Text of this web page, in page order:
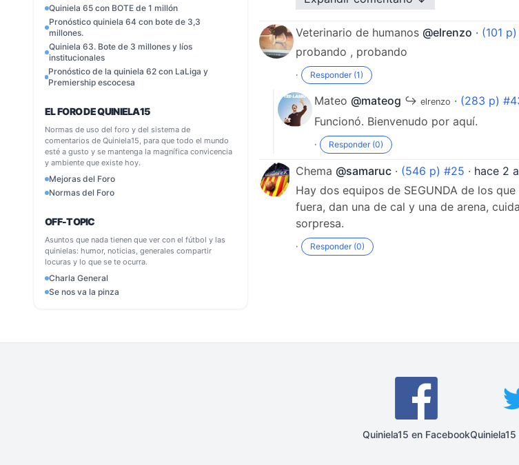
Quiniela 65 con BOTE de 1 millón
Pronóstico quiniela 64 con bote de 3,3
millones.
Quiniela 63. Bote de 3 millones y líos
institucionales
Pronóstico de la quiniela 62 con LaLiga y
Premiership escocesa
EL FORO DE QUINIELA15
Normas de uso del foro y del sistema de
comentarios de Quiniela15, para que todo el mundo
esté a gusto y se mantenga la magnífica convicencia
y ambiente que existe hoy.
Mejoras del Foro
Normas del Foro
OFF-TOPIC
Asuntos que nada tienen que ver con el fútbol y las
quinielas: humor, noticias, generales compartir
locuras y lo que se te ocurra.
Charla General
Se nos va la pinza
·
Veterinario de humanos @elrenzo · (101
probando , probando
· Responder (1)
Mateo @mateog ↪ elrenzo · (283 p)
Funcionó. Bienvenudo por aquí.
· Responder (0)
Chema @samaruc · (546 p) #25 · hace 2
Hay dos equipos de SEGUNDA de los
fuera, dan una de cal y una de arena,
sorpresa.
· Responder (0)
Quiniela15 en Facebook